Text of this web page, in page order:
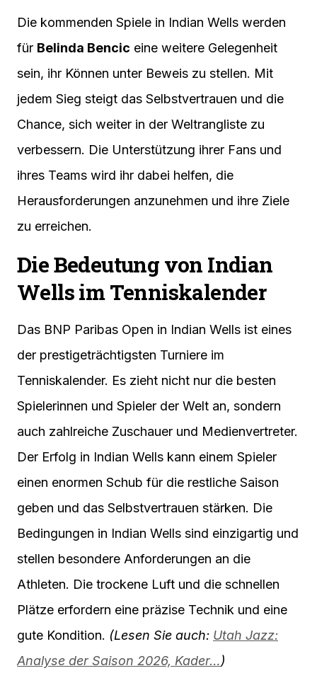
Die kommenden Spiele in Indian Wells werden
für Belinda Bencic eine weitere Gelegenheit
sein, ihr Können unter Beweis zu stellen. Mit
jedem Sieg steigt das Selbstvertrauen und die
Chance, sich weiter in der Weltrangliste zu
verbessern. Die Unterstützung ihrer Fans und
ihres Teams wird ihr dabei helfen, die
Herausforderungen anzunehmen und ihre Ziele
zu erreichen.
Die Bedeutung von Indian
Wells im Tenniskalender
Das BNP Paribas Open in Indian Wells ist eines
der prestigeträchtigsten Turniere im
Tenniskalender. Es zieht nicht nur die besten
Spielerinnen und Spieler der Welt an, sondern
auch zahlreiche Zuschauer und Medienvertreter.
Der Erfolg in Indian Wells kann einem Spieler
einen enormen Schub für die restliche Saison
geben und das Selbstvertrauen stärken. Die
Bedingungen in Indian Wells sind einzigartig und
stellen besondere Anforderungen an die
Athleten. Die trockene Luft und die schnellen
Plätze erfordern eine präzise Technik und eine
gute Kondition. (Lesen Sie auch: Utah Jazz:
Analyse der Saison 2026, Kader…)